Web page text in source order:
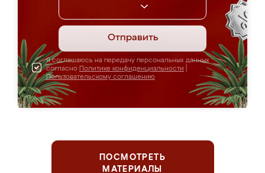
Отправить
Я соглашаюсь на передачу персональных данных
согласно Политике конфиденциальности
Пользовательскому соглашению
ПОСМОТРЕТЬ
МАТЕРИАЛЫ